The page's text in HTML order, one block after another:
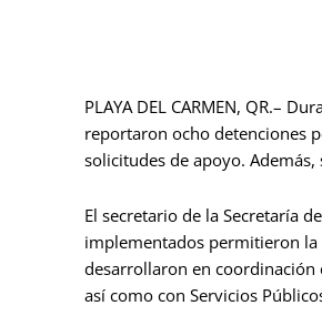
PLAYA DEL CARMEN, QR.–
reportaron ocho detenciones
solicitudes de apoyo.
El secretario de la Secretaría
implementados permitieron la
desarrollaron en coordinación
así como con Servicios